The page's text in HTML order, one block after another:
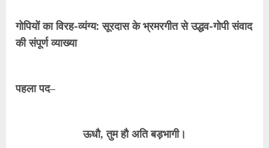
गोपियों का विरह-व्यंग्य: सूरदास के भ्रमरगीत से उद्धव-गोपी संवाद
की संपूर्ण व्याख्या
पहला पद–
ऊधौ, तुम हौ अति बड़भागी।